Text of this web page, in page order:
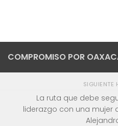
COMPROMISO POR
SIGUIENTE
La ruta que debe
liderazgo con una mujer